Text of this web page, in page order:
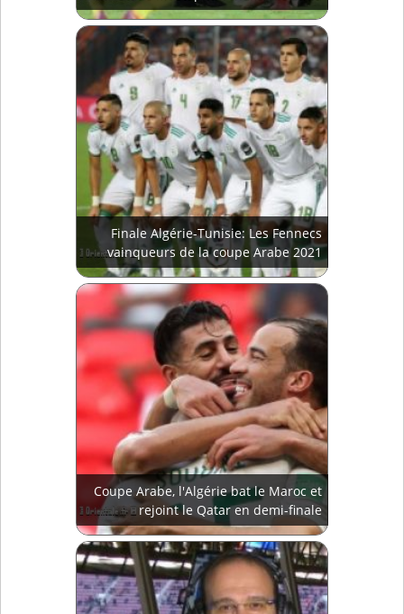
Finale Algérie-Tunisie: Les Fennecs
vainqueurs de la coupe Arabe 2021
Coupe Arabe, l'Algérie bat le Maroc et
rejoint le Qatar en demi-finale